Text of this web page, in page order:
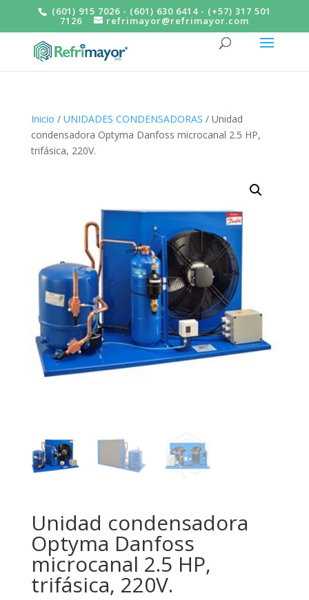
(601) 915 7026 - (601) 630 6414 - (+57) 317 501
7126 refrimayor@refrimayor.com
Inicio / UNIDADES CONDENSADORAS / Unidad
condensadora Optyma Danfoss microcanal 2.5 HP,
trifásica, 220V.
Unidad condensadora
Optyma Danfoss
microcanal 2.5 HP,
trifásica, 220V.